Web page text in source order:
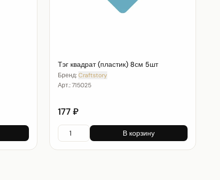
Тэг квадрат (пластик) 8см 5шт
Бренд:Craftstory
Арт.:715025
177 ₽
В корзину